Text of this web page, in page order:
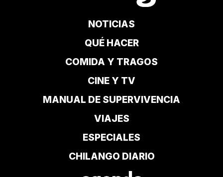
NOTICIAS
QUÉ HACER
COMIDA Y TRAGOS
CINE Y TV
MANUAL DE SUPERVIVENCIA
VIAJES
ESPECIALES
CHILANGO DIARIO